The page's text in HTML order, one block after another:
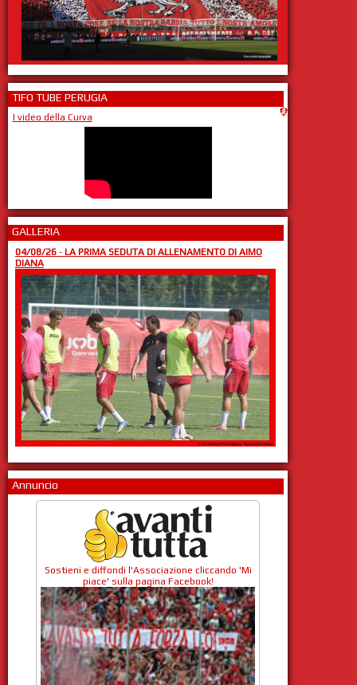
TIFO TUBE PERUGIA
I video della Curva
GALLERIA
04/08/26- LA PRIMA SEDUTA DI ALLENAMENTO DI AIMO
DIANA
Annuncio
Sostieni e diffondi l'Associazione cliccando 'Mi
piace' sulla pagina Facebook!